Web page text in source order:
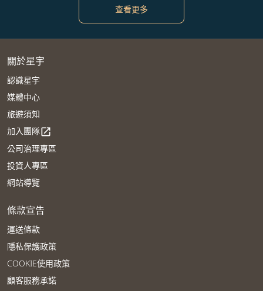
查看更多
關於星宇
認識星宇
媒體中心
旅遊須知
加入團隊open_in_new
公司治理專區
投資人專區
網站導覽
條款宣告
運送條款
隱私保護政策
COOKIE使用政策
顧客服務承諾